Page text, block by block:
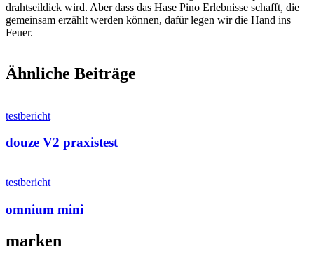
drahtseildick wird. Aber dass das Hase Pino Erlebnisse schafft, die
gemeinsam erzählt werden können, dafür legen wir die Hand ins
Feuer.
Ähnliche Beiträge
testbericht
douze V2 praxistest
testbericht
omnium mini
marken